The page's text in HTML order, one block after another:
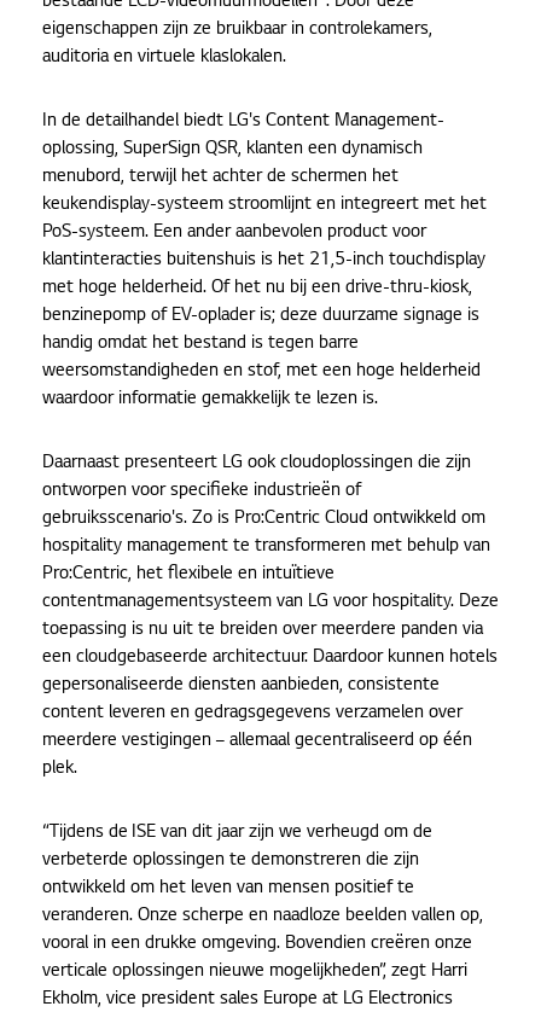
eigenschappen zijn ze bruikbaar in controlekamers,
auditoria en virtuele klaslokalen.
In de detailhandel biedt LG's Content Management-
oplossing, SuperSign QSR, klanten een dynamisch
menubord, terwijl het achter de schermen het
keukendisplay-systeem stroomlijnt en integreert met het
PoS-systeem. Een ander aanbevolen product voor
klantinteracties buitenshuis is het 21,5-inch touchdisplay
met hoge helderheid. Of het nu bij een drive-thru-kiosk,
benzinepomp of EV-oplader is; deze duurzame signage is
handig omdat het bestand is tegen barre
weersomstandigheden en stof, met een hoge helderheid
waardoor informatie gemakkelijk te lezen is.
Daarnaast presenteert LG ook cloudoplossingen die zijn
ontworpen voor specifieke industrieën of
gebruiksscenario's. Zo is Pro:Centric Cloud ontwikkeld om
hospitality management te transformeren met behulp van
Pro:Centric, het flexibele en intuïtieve
contentmanagementsysteem van LG voor hospitality. Deze
toepassing is nu uit te breiden over meerdere panden via
een cloudgebaseerde architectuur. Daardoor kunnen hotels
gepersonaliseerde diensten aanbieden, consistente
content leveren en gedragsgegevens verzamelen over
meerdere vestigingen – allemaal gecentraliseerd op één
plek.
“Tijdens de ISE van dit jaar zijn we verheugd om de
verbeterde oplossingen te demonstreren die zijn
ontwikkeld om het leven van mensen positief te
veranderen. Onze scherpe en naadloze beelden vallen op,
vooral in een drukke omgeving. Bovendien creëren onze
verticale oplossingen nieuwe mogelijkheden”, zegt Harri
Ekholm, vice president sales Europe at LG Electronics